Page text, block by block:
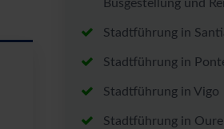
Busgestellung und
Stadtführung in
Stadtführung in
Stadtführung in Vigo
Stadtführung in